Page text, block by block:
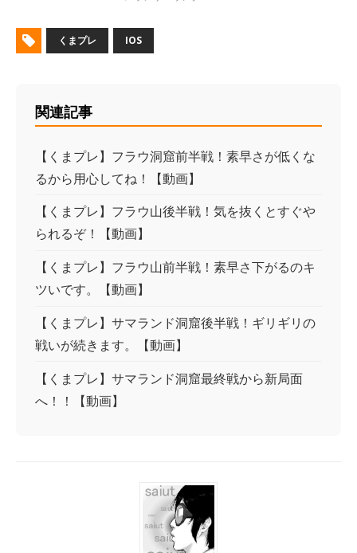
くまプレ IOS
関連記事
【くまプレ】フラウ洞窟前半戦！素早さが低くな
るから用心してね！【動画】
【くまプレ】フラウ山後半戦！気を抜くとすぐや
られるぞ！【動画】
【くまプレ】フラウ山前半戦！素早さ下がるのキ
ツいです。【動画】
【くまプレ】サマランド洞窟後半戦！ギリギリの
戦いが続きます。【動画】
【くまプレ】サマランド洞窟最終戦から新局面
へ！！【動画】